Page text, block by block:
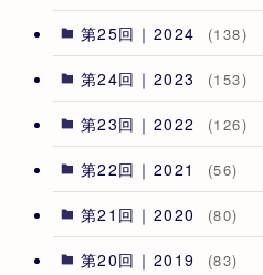
第25回｜2024 (138)
第24回｜2023 (153)
第23回｜2022 (126)
第22回｜2021 (56)
第21回｜2020 (80)
第20回｜2019 (83)